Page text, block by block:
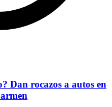
Dan rocazos a autos en